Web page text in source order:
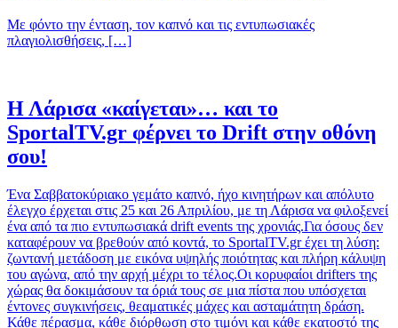
Με φόντο την ένταση, τον καπνό και τις εντυπωσιακές
πλαγιολισθήσεις, […]
Η Λάρισα «καίγεται»… και το
SportalTV.gr φέρνει το Drift στην οθόνη
σου!
Ένα Σαββατοκύριακο γεμάτο καπνό, ήχο κινητήρων και απόλυτο
έλεγχο έρχεται στις 25 και 26 Απριλίου, με τη Λάρισα να φιλοξενεί
ένα από τα πιο εντυπωσιακά drift events της χρονιάς.Για όσους δεν
καταφέρουν να βρεθούν από κοντά, το SportalTV.gr έχει τη λύση:
ζωντανή μετάδοση με εικόνα υψηλής ποιότητας και πλήρη κάλυψη
του αγώνα, από την αρχή μέχρι το τέλος.Οι κορυφαίοι drifters της
χώρας θα δοκιμάσουν τα όριά τους σε μια πίστα που υπόσχεται
έντονες συγκινήσεις, θεαματικές μάχες και ασταμάτητη δράση.
Κάθε πέρασμα, κάθε διόρθωση στο τιμόνι και κάθε εκατοστό της